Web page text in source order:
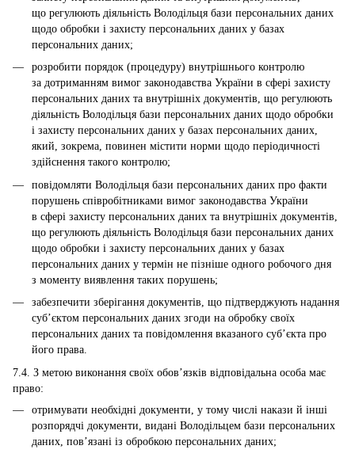
що регулюють діяльність Володільця бази персональних даних
щодо обробки і захисту персональних даних у базах
персональних даних;
розробити порядок (процедуру) внутрішнього контролю
за дотриманням вимог законодавства України в сфері захисту
персональних даних та внутрішніх документів, що регулюють
діяльність Володільця бази персональних даних щодо обробки
і захисту персональних даних у базах персональних даних,
який, зокрема, повинен містити норми щодо періодичності
здійснення такого контролю;
повідомляти Володільця бази персональних даних про факти
порушень співробітниками вимог законодавства України
в сфері захисту персональних даних та внутрішніх документів,
що регулюють діяльність Володільця бази персональних даних
щодо обробки і захисту персональних даних у базах
персональних даних у термін не пізніше одного робочого дня
з моменту виявлення таких порушень;
забезпечити зберігання документів, що підтверджують надання
суб’єктом персональних даних згоди на обробку своїх
персональних даних та повідомлення вказаного суб’єкта про
його права.
7.4. З метою виконання своїх обов’язків відповідальна особа має
право:
отримувати необхідні документи, у тому числі накази й інші
розпорядчі документи, видані Володільцем бази персональних
даних, пов’язані із обробкою персональних даних;